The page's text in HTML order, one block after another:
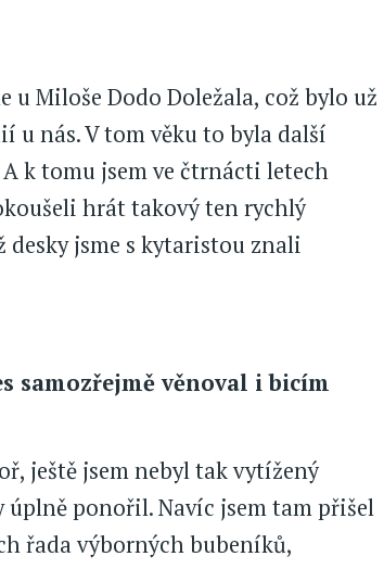
Miloše Dodo Doležala, což bylo už
u nás. V tom věku to byla další
k tomu jsem ve čtrnácti letech
hrát takový ten rychlý
jsme s kytaristou znali
samozřejmě věnoval i bicím
ještě jsem nebyl tak vytížený
úplně ponořil. Navíc jsem tam přišel
řada výborných bubeníků,